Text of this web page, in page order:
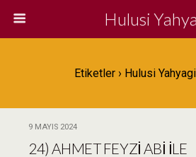
Hulusi
Etiketler › Hulusi
9 MAYIS 2024
24) AHMET FEYZİ ABİ İLE